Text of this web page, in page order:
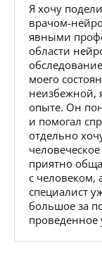
Я хочу
врачом-
явными
области
моего
неизбежной,
опыте. Он
и помогал
отдельно
приятно
с человеком,
специалист
большое за
проведенное